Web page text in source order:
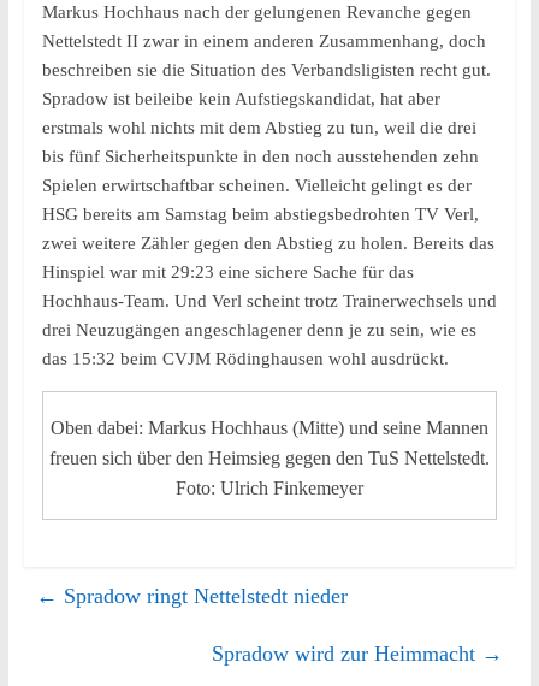
Markus Hochhaus nach der gelungenen Revanche gegen
Nettelstedt II zwar in einem anderen Zusammenhang, doch
beschreiben sie die Situation des Verbandsligisten recht gut.
Spradow ist beileibe kein Aufstiegskandidat, hat aber
erstmals wohl nichts mit dem Abstieg zu tun, weil die drei
bis fünf Sicherheitspunkte in den noch ausstehenden zehn
Spielen erwirtschaftbar scheinen. Vielleicht gelingt es der
HSG bereits am Samstag beim abstiegsbedrohten TV Verl,
zwei weitere Zähler gegen den Abstieg zu holen. Bereits das
Hinspiel war mit 29:23 eine sichere Sache für das
Hochhaus-Team. Und Verl scheint trotz Trainerwechsels und
drei Neuzugängen angeschlagener denn je zu sein, wie es
das 15:32 beim CVJM Rödinghausen wohl ausdrückt.
Oben dabei: Markus Hochhaus (Mitte) und seine Mannen
freuen sich über den Heimsieg gegen den TuS Nettelstedt.
Foto: Ulrich Finkemeyer
← Spradow ringt Nettelstedt nieder
Spradow wird zur Heimmacht →